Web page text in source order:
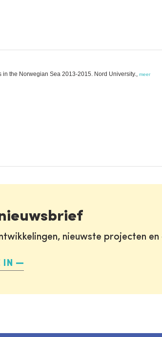
in the Norwegian Sea 2013-2015. Nord University., meer
nieuwste projecten en
IN